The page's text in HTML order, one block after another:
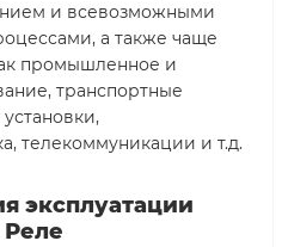
и всевозможными
а также чаще
промышленное и
транспортные
телекоммуникации и т.д.
эксплуатации